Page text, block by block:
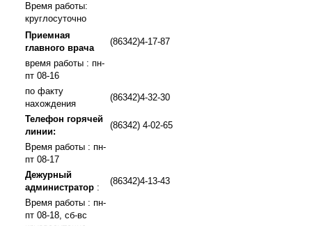
Время работы:
круглосуточно
Приемная
главного врача
(86342)4-17-87
время работы : пн-
пт 08-16
по факту
нахождения
(86342)4-32-30
Телефон горячей
линии:
(86342) 4-02-65
Время работы : пн-
пт 08-17
Дежурный
администратор :
(86342)4-13-43
Время работы : пн-
пт 08-18, сб-вс